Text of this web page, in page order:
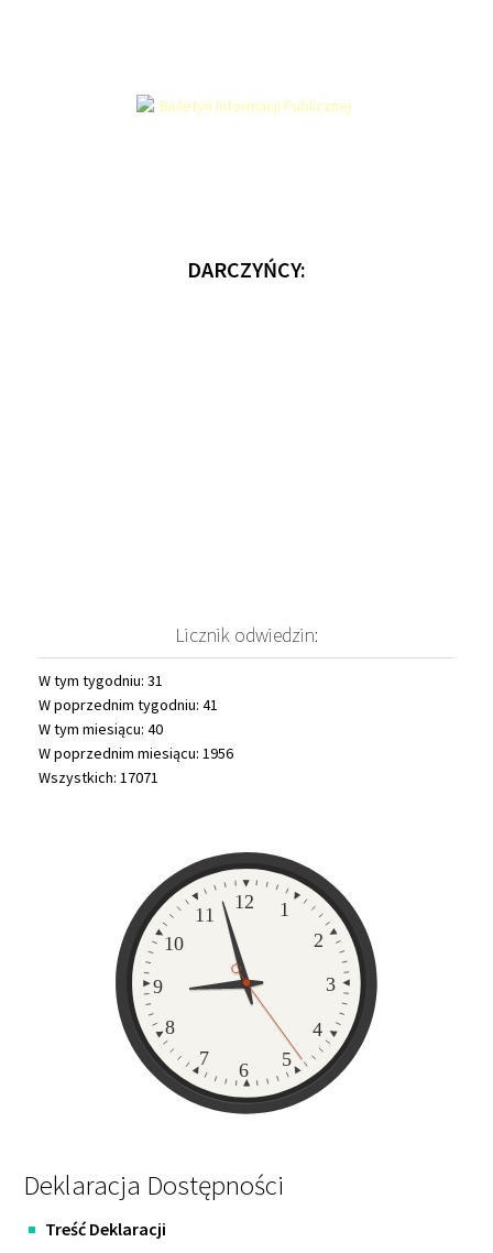
DARCZYŃCY:
Licznik odwiedzin:
W tym tygodniu: 31
W poprzednim tygodniu: 41
W tym miesiącu: 40
W poprzednim miesiącu: 1956
Wszystkich: 17071
1
2
3
4
5
6
7
8
9
10
11
12
Deklaracja Dostępności
Treść Deklaracji